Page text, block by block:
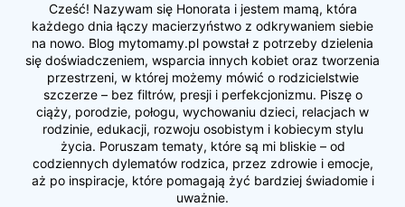
Cześć! Nazywam się Honorata i jestem mamą, która
każdego dnia łączy macierzyństwo z odkrywaniem siebie
na nowo. Blog mytomamy.pl powstał z potrzeby dzielenia
się doświadczeniem, wsparcia innych kobiet oraz tworzenia
przestrzeni, w której możemy mówić o rodzicielstwie
szczerze – bez filtrów, presji i perfekcjonizmu. Piszę o
ciąży, porodzie, połogu, wychowaniu dzieci, relacjach w
rodzinie, edukacji, rozwoju osobistym i kobiecym stylu
życia. Poruszam tematy, które są mi bliskie – od
codziennych dylematów rodzica, przez zdrowie i emocje,
aż po inspiracje, które pomagają żyć bardziej świadomie i
uważnie.